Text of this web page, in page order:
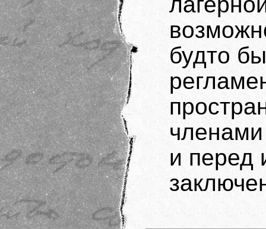
будто
и перед